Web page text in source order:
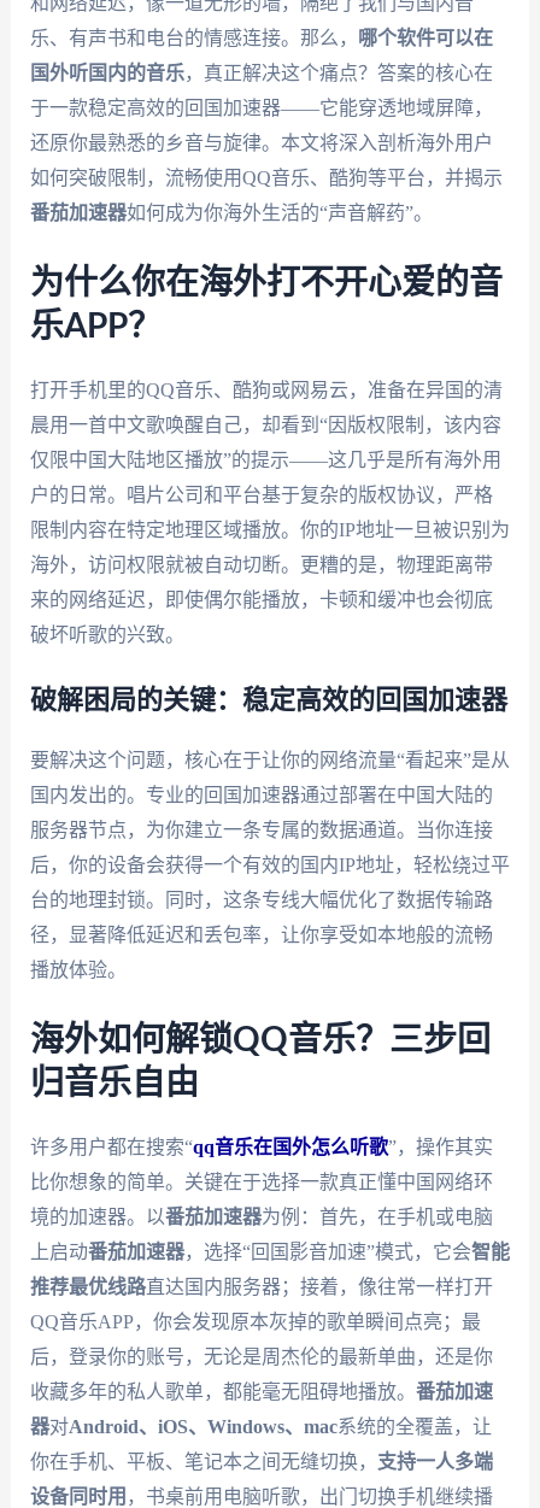
乐、有声书和电台的情感连接。那么，
哪个软件可以在
国外听国内的音乐，真正解决这个痛点？答案的核心在
于一款稳定高效的回国加速器——它能穿透地域屏障，
还原你最熟悉的乡音与旋律。本文将深入剖析海外用户
如何突破限制，流畅使用QQ音乐、酷狗等平台，并揭示
番茄加速器如何成为你海外生活的“声音解药”。
为什么你在海外打不开心爱的音
乐APP？
打开手机里的QQ音乐、酷狗或网易云，准备在异国的清
晨用一首中文歌唤醒自己，却看到“因版权限制，该内容
仅限中国大陆地区播放”的提示——这几乎是所有海外用
户的日常。唱片公司和平台基于复杂的版权协议，严格
限制内容在特定地理区域播放。你的IP地址一旦被识别为
海外，访问权限就被自动切断。更糟的是，物理距离带
来的网络延迟，即使偶尔能播放，卡顿和缓冲也会彻底
破坏听歌的兴致。
破解困局的关键：稳定高效的回国加速器
要解决这个问题，核心在于让你的网络流量“看起来”是从
国内发出的。专业的回国加速器通过部署在中国大陆的
服务器节点，为你建立一条专属的数据通道。当你连接
后，你的设备会获得一个有效的国内IP地址，轻松绕过平
台的地理封锁。同时，这条专线大幅优化了数据传输路
径，显著降低延迟和丢包率，让你享受如本地般的流畅
播放体验。
海外如何解锁QQ音乐？三步回
归音乐自由
许多用户都在搜索“qq音乐在国外怎么听歌”，操作其实
比你想象的简单。关键在于选择一款真正懂中国网络环
境的加速器。以番茄加速器为例：首先，在手机或电脑
上启动番茄加速器，选择“回国影音加速”模式，它会智能
推荐最优线路直达国内服务器；接着，像往常一样打开
QQ音乐APP，你会发现原本灰掉的歌单瞬间点亮；最
后，登录你的账号，无论是周杰伦的最新单曲，还是你
收藏多年的私人歌单，都能毫无阻碍地播放。 番茄加速
器对Android、iOS、Windows、mac系统的全覆盖，让
你在手机、平板、笔记本之间无缝切换， 支持一人多端
设备同时用 ，书桌前用电脑听歌，出门切换手机继续播